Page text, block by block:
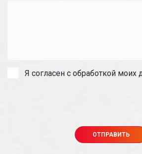
Я согласен с обработкой моих